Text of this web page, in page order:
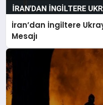
İran’dan İngiltere
Mesajı